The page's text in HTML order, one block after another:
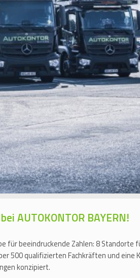
AUTOKONTOR BAYERN!
für beeindruckende Zahlen: 8 Standorte
500 qualifizierten Fachkräften und eine
konzipiert.